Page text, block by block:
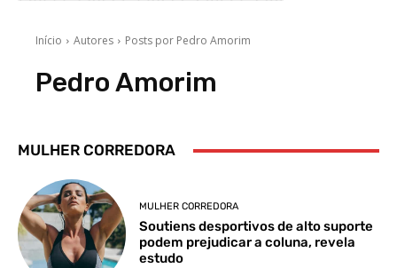
MULHER CORREDORA
MULHER CORREDORA
Soutiens desportivos de alto suporte
podem prejudicar a coluna, revela
estudo